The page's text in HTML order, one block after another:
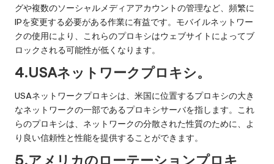
グや複数のソーシャルメディアアカウントの管理など、頻繁に
IPを変更する必要がある作業に有益です。モバイルネットワー
クの使用により、これらのプロキシはウェブサイトによってブ
ロックされる可能性が低くなります。
4.USAネットワークプロキシ。
USAネットワークプロキシは、米国に位置するプロキシの大き
なネットワークの一部であるプロキシサーバを指します。これ
らのプロキシは、ネットワークの分散された性質のために、よ
り良い信頼性と性能を提供することができます。
5.アメリカのローテーションプロキ